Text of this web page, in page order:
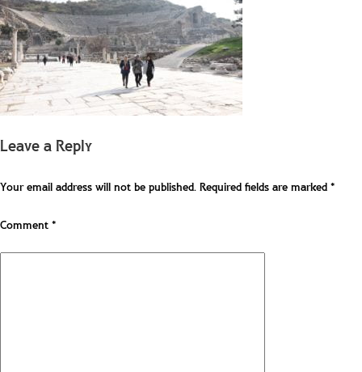
Leave a Reply
Your email address will not be published.Required fields are marked*
Comment*